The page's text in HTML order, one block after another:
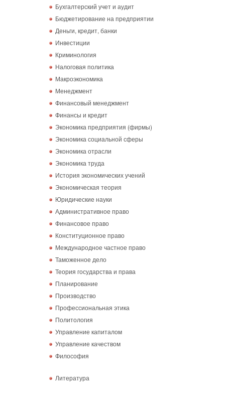
Бухгалтерский учет и аудит
Бюджетирование на предприятии
Деньги, кредит, банки
Инвестиции
Криминология
Налоговая политика
Макроэкономика
Менеджмент
Финансовый менеджмент
Финансы и кредит
Экономика предприятия (фирмы)
Экономика социальной сферы
Экономика отрасли
Экономика труда
История экономических учений
Экономическая теория
Юридические науки
Административное право
Финансовое право
Конституционное право
Международное частное право
Таможенное дело
Теория государства и права
Планирование
Производство
Профессиональная этика
Политология
Управление капиталом
Управление качеством
Философия
Литература